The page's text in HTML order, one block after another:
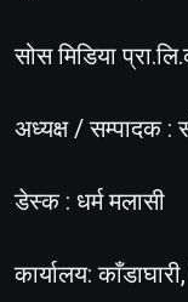
सोस मिडिया
अध्यक्ष / सम्पादक :
डेस्क : धर्म मलासी
कार्यालय: